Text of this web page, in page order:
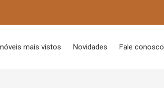
mais vistos Novidades Fale conosco